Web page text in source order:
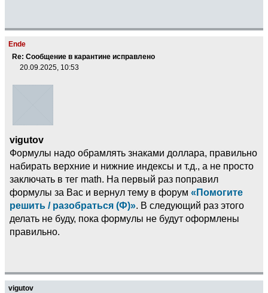
Ende
Re: Сообщение в карантине исправлено
20.09.2025, 10:53
vigutov
Формулы надо обрамлять знаками доллара, правильно
набирать верхние и нижние индексы и т.д., а не просто
заключать в тег math. На первый раз поправил
формулы за Вас и вернул тему в форум «Помогите
решить / разобраться (Ф)». В следующий раз этого
делать не буду, пока формулы не будут оформлены
правильно.
vigutov